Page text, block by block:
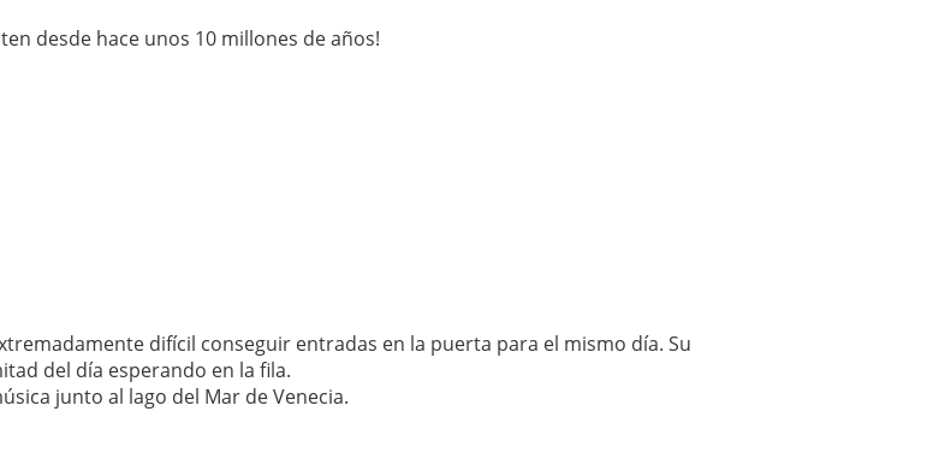
desde hace unos 10 millones de años!
difícil conseguir entradas en la puerta para el mismo día. Su
del día esperando en la fila.
junto al lago del Mar de Venecia.